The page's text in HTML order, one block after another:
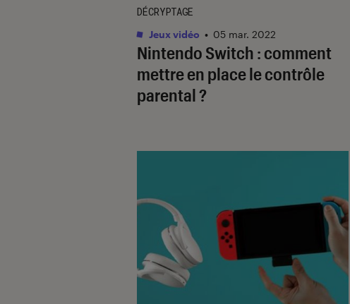
Nintendo Switch : comment
mettre en place le contrôle
parental ?
DÉCRYPTAGE
Jeux vidéo • 05 mar. 2022